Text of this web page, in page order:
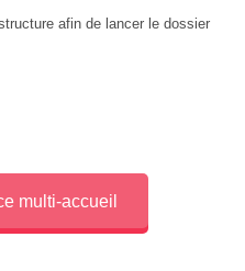
afin de lancer le dossier
multi-accueil